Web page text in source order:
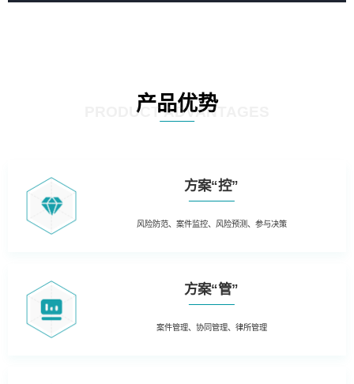
产品优势
PRODUCT ADVANTAGES
方案“控”
风险防范、案件监控、风险预测、参与决策
方案“管”
案件管理、协同管理、律所管理